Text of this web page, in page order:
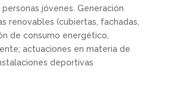
jóvenes. Generación
renovables (cubiertas, fachadas,
de consumo energético,
actuaciones en materia de
deportivas